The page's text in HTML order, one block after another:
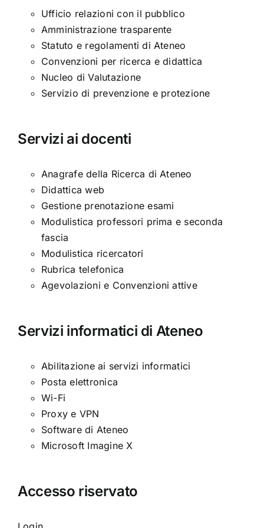
Ufficio relazioni con il pubblico
Amministrazione trasparente
Statuto e regolamenti di Ateneo
Convenzioni per ricerca e didattica
Nucleo di Valutazione
Servizio di prevenzione e protezione
Servizi ai docenti
Anagrafe della Ricerca di Ateneo
Didattica web
Gestione prenotazione esami
Modulistica professori prima e seconda
fascia
Modulistica ricercatori
Rubrica telefonica
Agevolazioni e Convenzioni attive
Servizi informatici di Ateneo
Abilitazione ai servizi informatici
Posta elettronica
Wi-Fi
Proxy e VPN
Software di Ateneo
Microsoft Imagine X
Accesso riservato